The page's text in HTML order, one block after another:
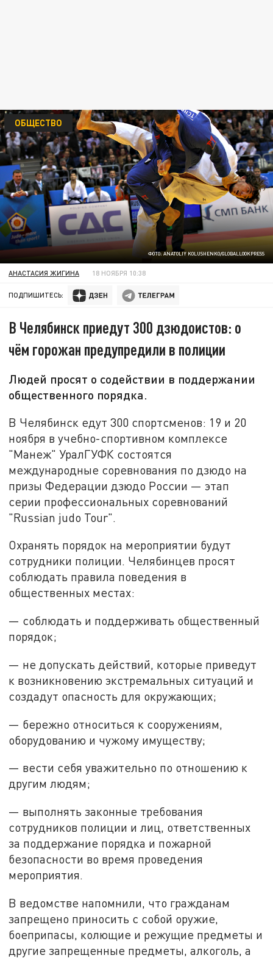
ФОТО: ANATOLIY KOLUSHENKO/GLOBALLOOKPRESS
ОБЩЕСТВО
АНАСТАСИЯ ЖИГИНА 18 НОЯБРЯ 10:38
ПОДПИШИТЕСЬ:
В Челябинск приедут 300 дзюдоистов: о
чём горожан предупредили в полиции
Людей просят о содействии в поддержании
общественного порядка.
В Челябинск едут 300 спортсменов: 19 и 20
ноября в учебно-спортивном комплексе
"Манеж" УралГУФК состоятся
международные соревнования по дзюдо на
призы Федерации дзюдо России — этап
серии профессиональных соревнований
"Russian judo Tour".
Охранять порядок на мероприятии будут
сотрудники полиции. Челябинцев просят
соблюдать правила поведения в
общественных местах:
— соблюдать и поддерживать общественный
порядок;
— не допускать действий, которые приведут
к возникновению экстремальных ситуаций и
создадут опасность для окружающих;
— бережно относиться к сооружениям,
оборудованию и чужому имуществу;
— вести себя уважительно по отношению к
другим людям;
— выполнять законные требования
сотрудников полиции и лиц, ответственных
за поддержание порядка и пожарной
безопасности во время проведения
мероприятия.
В ведомстве напомнили, что гражданам
запрещено приносить с собой оружие,
боеприпасы, колющие и режущие предметы и
другие запрещенные предметы, алкоголь, а